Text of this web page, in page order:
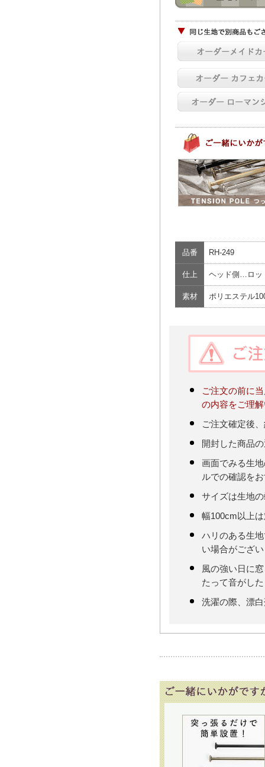
品番 RH-249
仕上 ヘッド側…ロッ
素材 ポリエステル
ご注文の前に
の内容をご理
ご注文確定後
開封した商品
画面でみる生
ルでの確認を
サイズは生地
幅100cm以上
ハリのある生
い場合がござ
風の強い日に
たって音がし
洗濯の際、漂